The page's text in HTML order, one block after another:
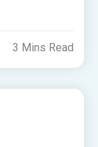
3 Mins Read